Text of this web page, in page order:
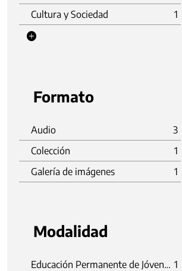
Cultura y Sociedad
1
Formato
Audio
3
Colección
1
Galería de imágenes
1
Modalidad
Educación Permanente de Jóvenes y Adultos 1